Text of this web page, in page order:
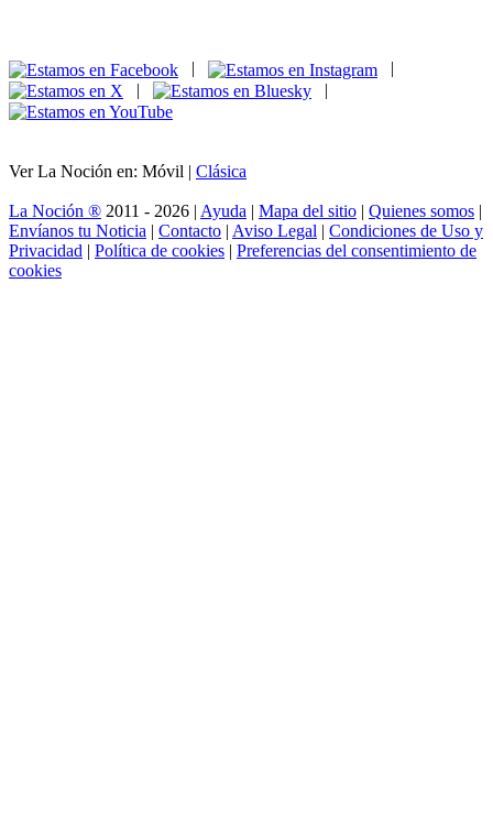
|
|
Ver La Noción en: Móvil | Clásica
La Noción ® 2011 - 2026 | Ayuda | Mapa del sitio | Quienes somos |
Envíanos tu Noticia | Contacto | Aviso Legal | Condiciones de Uso y
Privacidad | Política de cookies | Preferencias del consentimiento de
cookies